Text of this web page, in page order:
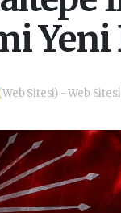
Yeni
Sitesi) - Web